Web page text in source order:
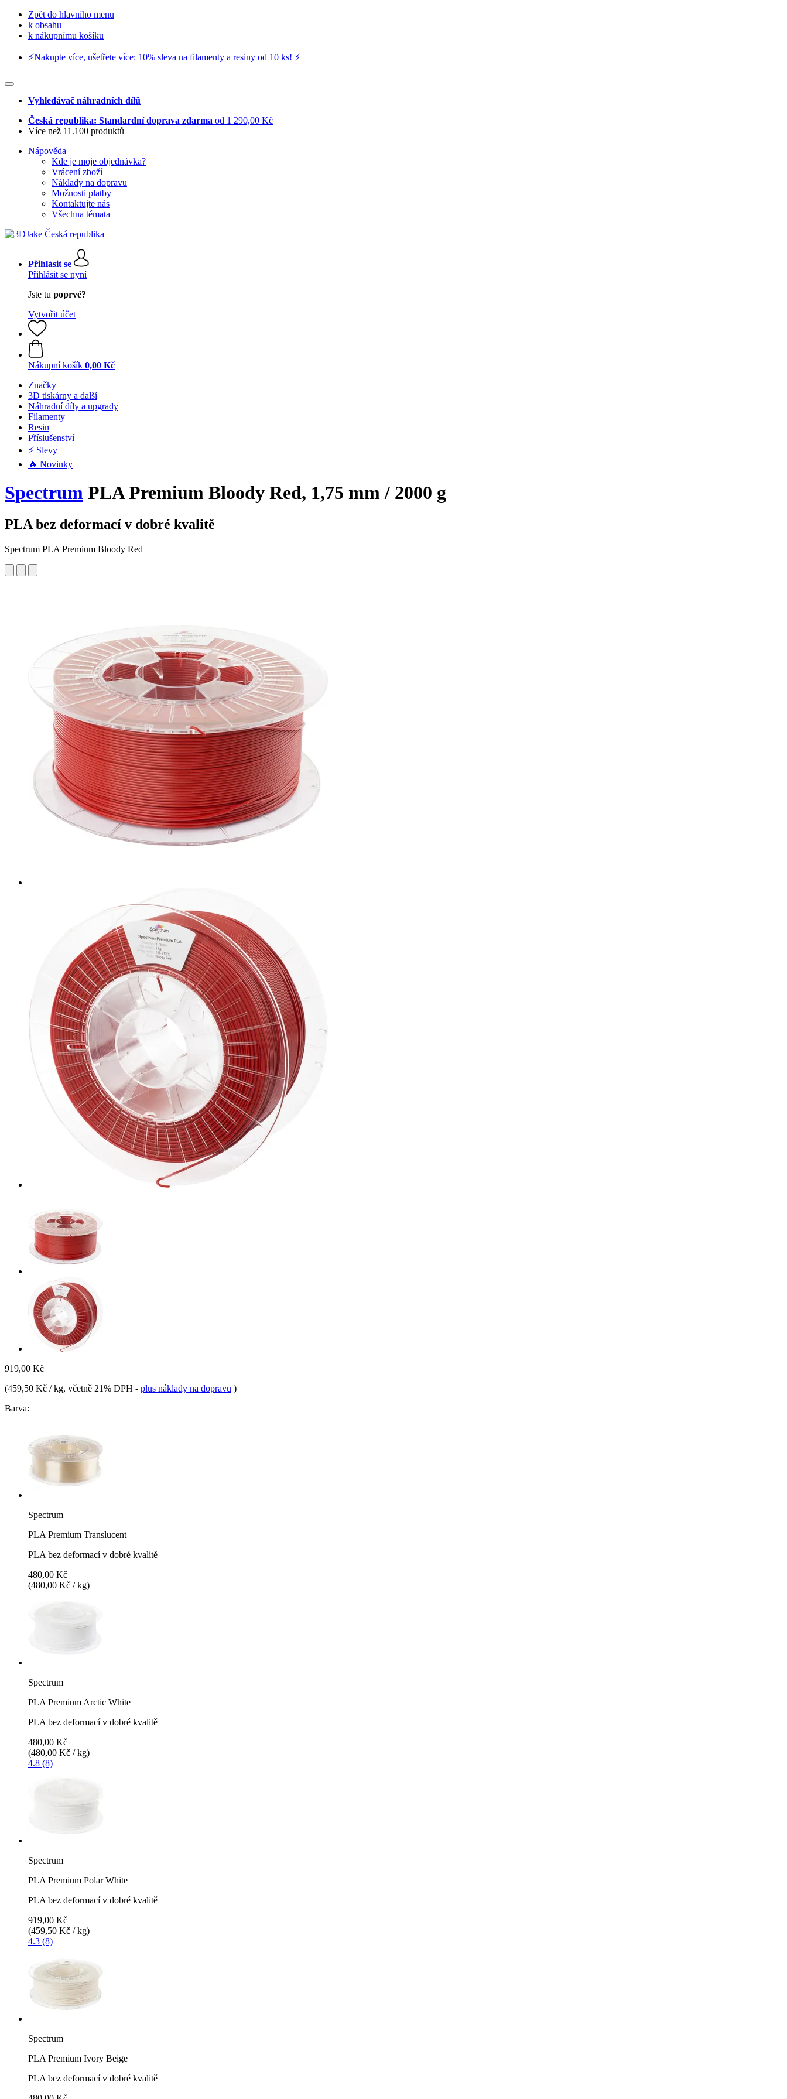
Zpět do hlavního menu
k obsahu
k nákupnímu košíku
⚡️Nakupte více, ušetřete více: 10% sleva na filamenty a resiny od 10 ks! ⚡️
Vyhledávač náhradních dílů
Česká republika: Standardní doprava zdarma od 1 290,00 Kč
Více než 11.100 produktů
Nápověda
Kde je moje objednávka?
Vrácení zboží
Náklady na dopravu
Možnosti platby
Kontaktujte nás
Všechna témata
Přihlásit se
Přihlásit se nyní
Jste tu poprvé?
Vytvořit účet
Nákupní košík 0,00 Kč
Značky
3D tiskárny a další
Náhradní díly a upgrady
Filamenty
Resin
Příslušenství
⚡ Slevy
🔥 Novinky
Spectrum PLA Premium Bloody Red, 1,75 mm / 2000 g
PLA bez deformací v dobré kvalitě
Spectrum PLA Premium Bloody Red
919,00 Kč
(459,50 Kč / kg, včetně 21% DPH - plus náklady na dopravu )
Barva:
Spectrum
PLA Premium Translucent
PLA bez deformací v dobré kvalitě
480,00 Kč
(480,00 Kč / kg)
Spectrum
PLA Premium Arctic White
PLA bez deformací v dobré kvalitě
480,00 Kč
(480,00 Kč / kg)
4.8 (8)
Spectrum
PLA Premium Polar White
PLA bez deformací v dobré kvalitě
919,00 Kč
(459,50 Kč / kg)
4.3 (8)
Spectrum
PLA Premium Ivory Beige
PLA bez deformací v dobré kvalitě